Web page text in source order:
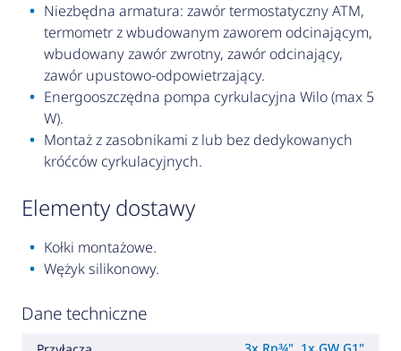
Niezbędna armatura: zawór termostatyczny ATM,
termometr z wbudowanym zaworem odcinającym,
wbudowany zawór zwrotny, zawór odcinający,
zawór upustowo-odpowietrzający.
Energooszczędna pompa cyrkulacyjna Wilo (max 5
W).
Montaż z zasobnikami z lub bez dedykowanych
króćców cyrkulacyjnych.
elementy dostawy
Kołki montażowe.
Wężyk silikonowy.
Dane techniczne